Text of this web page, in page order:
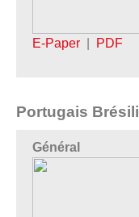
E-Paper PDF
Portugais
Général